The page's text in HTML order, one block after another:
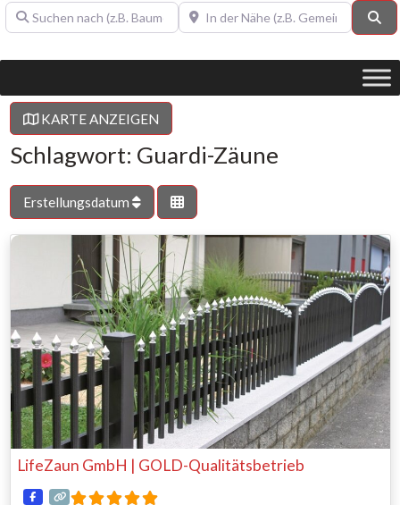
Suchen nach (z.B. Baumeister oder Dachdecker)In der Nähe (z.B. Gemeinde Baden)
KARTE ANZEIGEN
Schlagwort: Guardi-Zäune
Erstellungsdatum
LifeZaun GmbH | GOLD-Qualitätsbetrieb